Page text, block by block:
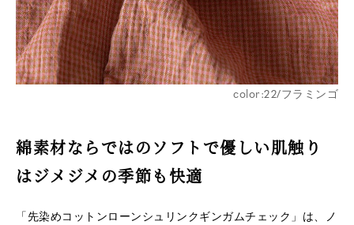
color:22/フラミンゴ
綿素材ならではのソフトで優しい肌触り
はジメジメの季節も快適
「先染めコットンローンシュリンクギンガムチェック」は、ノ